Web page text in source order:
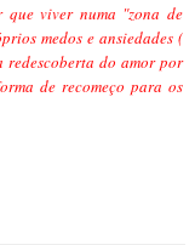
que viver numa "zona de
medos e ansiedades (
redescoberta do amor por
de recomeço para os